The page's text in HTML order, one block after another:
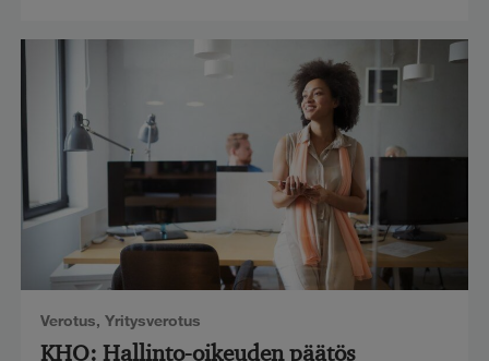
Verotus, Yritysverotus
KHO: Hallinto-oikeuden päätös